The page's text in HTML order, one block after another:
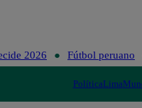
2026 Fútbol peruano
PolíticaLima